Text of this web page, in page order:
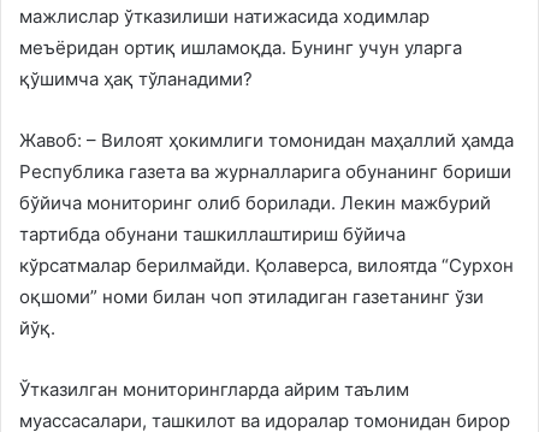
мажлислар ўтказилиши натижасида ходимлар
меъёридан ортиқ ишламоқда. Бунинг учун уларга
қўшимча ҳақ тўланадими?
Жавоб: – Вилоят ҳокимлиги томонидан маҳаллий ҳамда
Республика газета ва журналларига обунанинг бориши
бўйича мониторинг олиб борилади. Лекин мажбурий
тартибда обунани ташкиллаштириш бўйича
кўрсатмалар берилмайди. Қолаверса, вилоятда “Сурхон
оқшоми” номи билан чоп этиладиган газетанинг ўзи
йўқ.
Ўтказилган мониторингларда айрим таълим
муассасалари, ташкилот ва идоралар томонидан бирор